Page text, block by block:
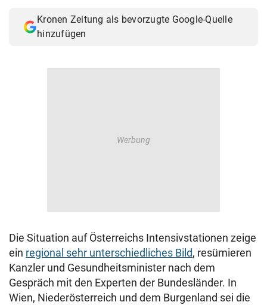
Kronen Zeitung als bevorzugte Google-Quelle
hinzufügen
Die Situation auf Österreichs Intensivstationen zeige
ein regional sehr unterschiedliches Bild, resümieren
Kanzler und Gesundheitsminister nach dem
Gespräch mit den Experten der Bundesländer. In
Wien, Niederösterreich und dem Burgenland sei die